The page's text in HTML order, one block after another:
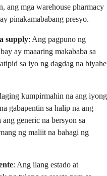
ang mga warehouse pharmacy
pinakamababang presyo.
supply: Ang pagpuno ng
ay maaaring makababa sa
sa iyo ng dagdag na biyahe
kumpirmahin na ang iyong
gabapentin sa halip na ang
generic na bersyon sa
ng maliit na bahagi ng
: Ang ilang estado at